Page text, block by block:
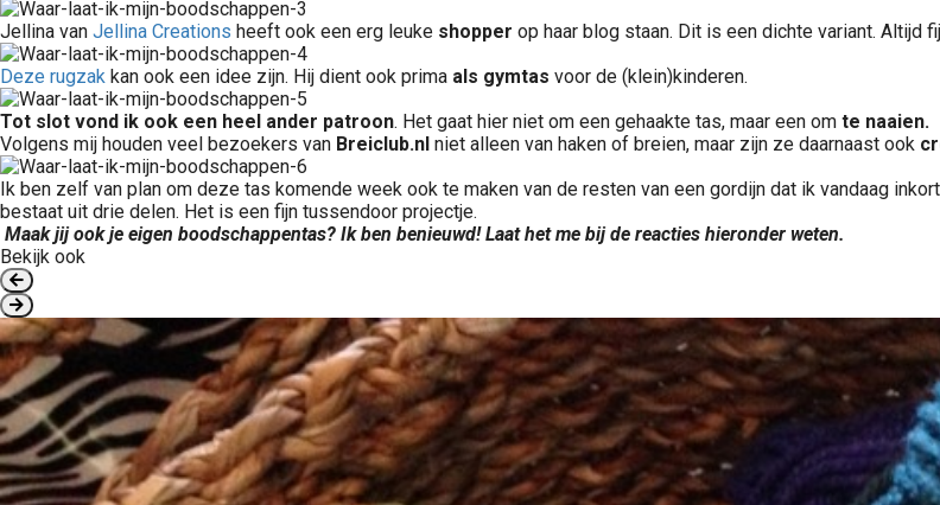
Jellina van Jellina Creations heeft ook een erg leuke shopper op haar blog staan. Dit is een dichte variant.
Deze rugzak kan ook een idee zijn. Hij dient ook prima als gymtas voor de (klein)kinderen.
Tot slot vond ik ook een heel ander patroon. Het gaat hier niet om een gehaakte tas, maar een om te naaien.
Volgens mij houden veel bezoekers van Breiclub.nl niet alleen van haken of breien, maar zijn ze daarnaast ook
Ik ben zelf van plan om deze tas komende week ook te maken van de resten van een gordijn dat ik vandaag
bestaat uit drie delen. Het is een fijn tussendoor projectje.
Maak jij ook je eigen boodschappentas? Ik ben benieuwd! Laat het me bij de reacties hieronder weten.
Bekijk ook